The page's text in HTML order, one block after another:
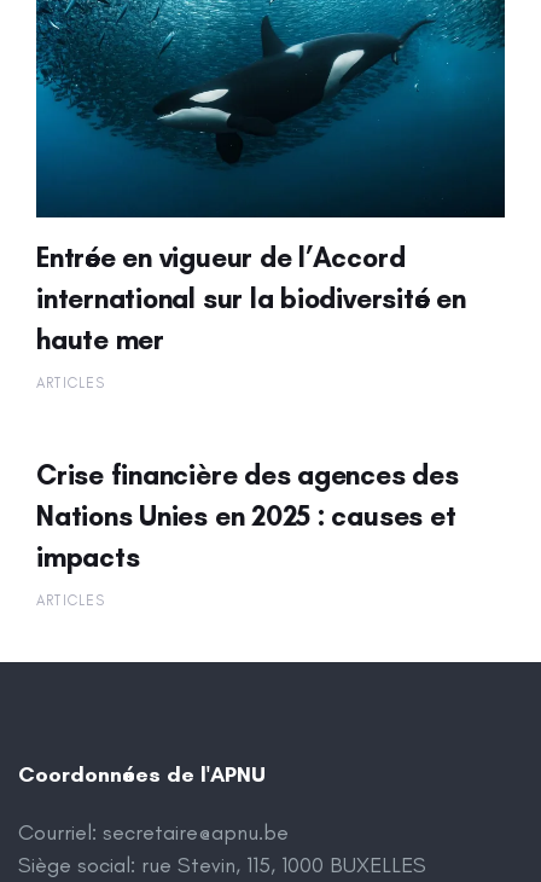
Entrée en vigueur de l’Accord
international sur la biodiversité en
haute mer
ARTICLES
Crise financière des agences des
Nations Unies en 2025 : causes et
impacts
ARTICLES
Coordonnées de l'APNU
Courriel: secretaire@apnu.be
Siège social: rue Stevin, 115, 1000 BUXELLES